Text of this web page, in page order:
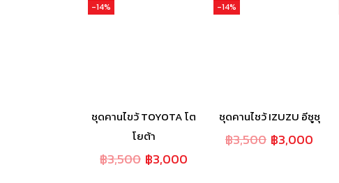
-14%
ชุดคานไขว้ TOYOTA โต
โยต้า
฿3,500 ฿3,000
-14%
ชุดคานไชว้ IZUZU อีซูซุ
฿3,500 ฿3,000